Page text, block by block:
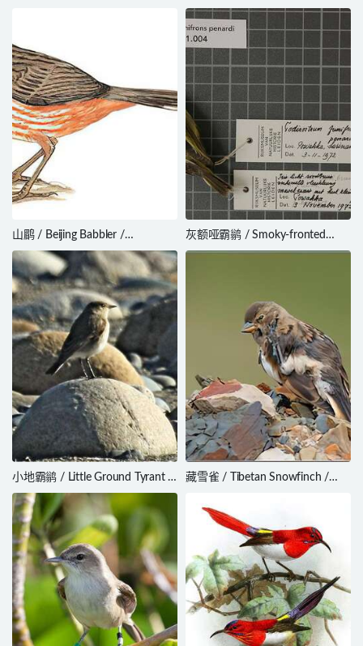
Spizocorys personata
山鹛 / Beijing Babbler /
Rhopophilus pekinensis
灰额哑霸鹟 / Smoky-fronted
Tody-Flycatcher / Poecilotriccus
小地霸鹟 / Little Ground Tyrant /
Muscisaxicola fluviatilis
藏雪雀 / Tibetan Snowfinch /